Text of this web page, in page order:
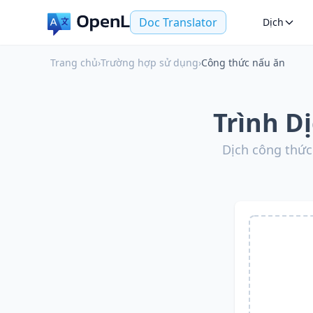
Doc Translator Dịch
Trang chủ›Trường hợp sử dụng›Công thức nấu ăn
Trình
Dịch công